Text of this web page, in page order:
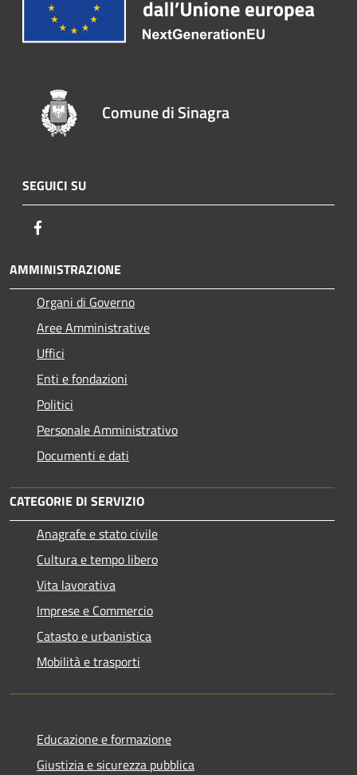
Comune di Sinagra
SEGUICI SU
AMMINISTRAZIONE
Organi di Governo
Aree Amministrative
Uffici
Enti e fondazioni
Politici
Personale Amministrativo
Documenti e dati
CATEGORIE DI SERVIZIO
Anagrafe e stato civile
Cultura e tempo libero
Vita lavorativa
Imprese e Commercio
Catasto e urbanistica
Mobilità e trasporti
Educazione e formazione
Giustizia e sicurezza pubblica